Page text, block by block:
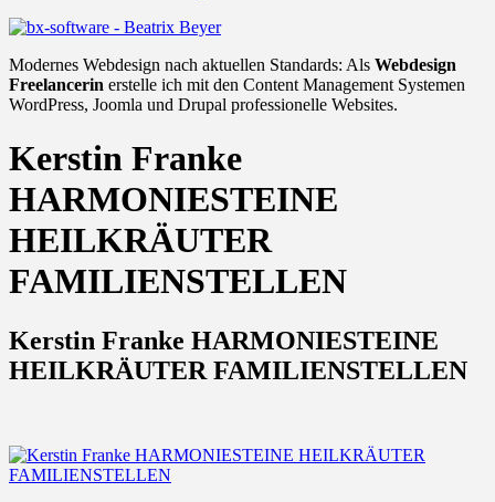
Modernes Webdesign nach aktuellen Standards: Als Webdesign
Freelancerin erstelle ich mit den Content Management Systemen
WordPress, Joomla und Drupal professionelle Websites.
Kerstin Franke
HARMONIESTEINE
HEILKRÄUTER
FAMILIENSTELLEN
Kerstin Franke HARMONIESTEINE
HEILKRÄUTER FAMILIENSTELLEN